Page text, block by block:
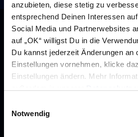
anzubieten, diese stetig zu
entsprechend Deinen Interessen
Social Media und Partnerwebsites
auf „OK“ willigst Du in die
Du kannst jederzeit Änderungen an
Einstellungen vornehmen, klicke
Einstellungen ändern. Mehr
Notwendig